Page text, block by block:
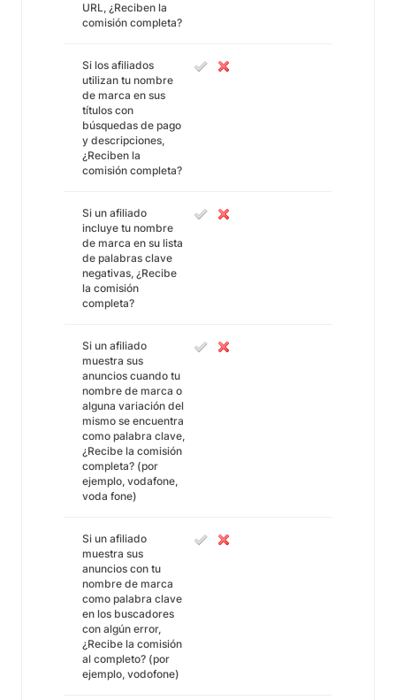
URL, ¿Reciben la
comisión completa?
Si los afiliados
utilizan tu nombre
de marca en sus
títulos con
búsquedas de pago
y descripciones,
¿Reciben la
comisión completa?
Si un afiliado
incluye tu nombre
de marca en su lista
de palabras clave
negativas, ¿Recibe
la comisión
completa?
Si un afiliado
muestra sus
anuncios cuando tu
nombre de marca o
alguna variación del
mismo se encuentra
como palabra clave,
¿Recibe la comisión
completa? (por
ejemplo, vodafone,
voda fone)
Si un afiliado
muestra sus
anuncios con tu
nombre de marca
como palabra clave
en los buscadores
con algún error,
¿Recibe la comisión
al completo? (por
ejemplo, vodofone)